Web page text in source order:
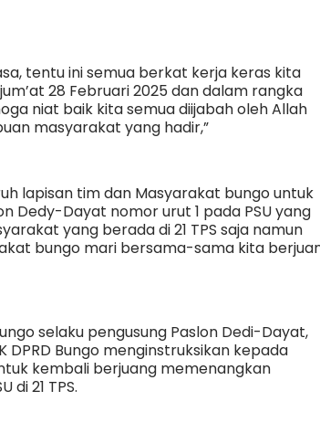
tentu ini semua berkat kerja keras kita
28 Februari 2025 dan dalam rangka
niat baik kita semua diijabah oleh Allah
masyarakat yang hadir,”
lapisan tim dan Masyarakat bungo untuk
Dedy-Dayat nomor urut 1 pada PSU yang
yang berada di 21 TPS saja namun
bungo mari bersama-sama kita
selaku pengusung Paslon Dedi-Dayat,
DPRD Bungo menginstruksikan kepada
kembali berjuang memenangkan
di 21 TPS.